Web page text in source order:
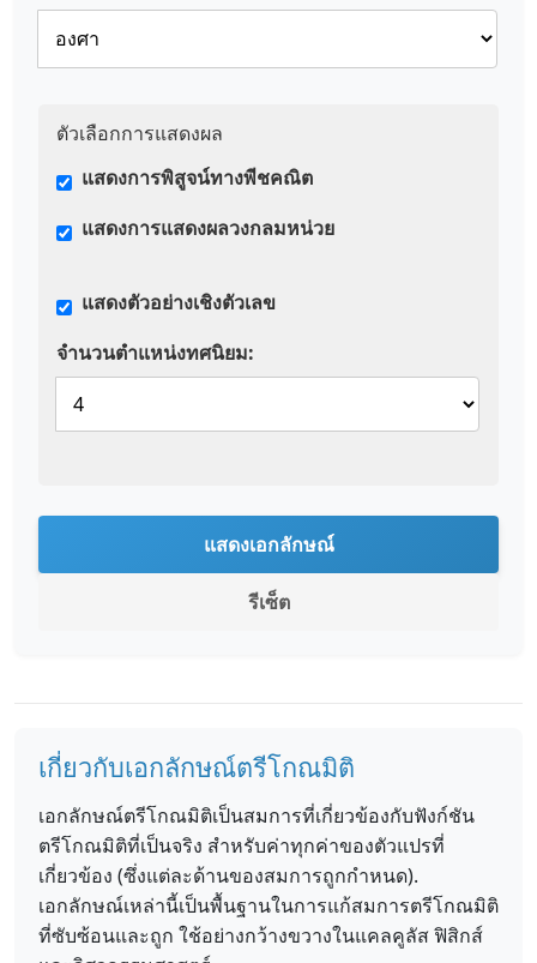
ตัวเลือกการแสดงผล
แสดงการพิสูจน์ทางพีชคณิต
แสดงการแสดงผลวงกลมหน่วย
แสดงตัวอย่างเชิงตัวเลข
จำนวนตำแหน่งทศนิยม:
แสดงเอกลักษณ์
รีเซ็ต
เกี่ยวกับเอกลักษณ์ตรีโกณมิติ
เอกลักษณ์ตรีโกณมิติเป็นสมการที่เกี่ยวข้องกับฟังก์ชัน
ตรีโกณมิติที่เป็นจริง สำหรับค่าทุกค่าของตัวแปรที่
เกี่ยวข้อง (ซึ่งแต่ละด้านของสมการถูกกำหนด).
เอกลักษณ์เหล่านี้เป็นพื้นฐานในการแก้สมการตรีโกณมิติ
ที่ซับซ้อนและถูก ใช้อย่างกว้างขวางในแคลคูลัส ฟิสิกส์